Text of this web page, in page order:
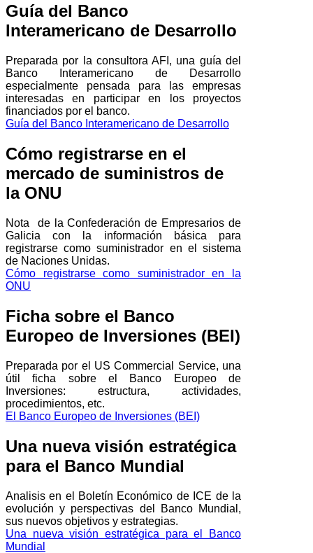
Guía del Banco
Interamericano de Desarrollo
Preparada por la consultora AFI, una guía del
Banco Interamericano de Desarrollo
especialmente pensada para las empresas
interesadas en participar en los proyectos
financiados por el banco.
Guía del Banco Interamericano de Desarrollo
Cómo registrarse en el
mercado de suministros de
la ONU
Nota de la Confederación de Empresarios de
Galicia con la información básica para
registrarse como suministrador en el sistema
de Naciones Unidas.
Cómo registrarse como suministrador en la
ONU
Ficha sobre el Banco
Europeo de Inversiones (BEI)
Preparada por el US Commercial Service, una
útil ficha sobre el Banco Europeo de
Inversiones: estructura, actividades,
procedimientos, etc.
El Banco Europeo de Inversiones (BEI)
Una nueva visión estratégica
para el Banco Mundial
Analisis en el Boletín Económico de ICE de la
evolución y perspectivas del Banco Mundial,
sus nuevos objetivos y estrategias.
Una nueva visión estratégica para el Banco
Mundial